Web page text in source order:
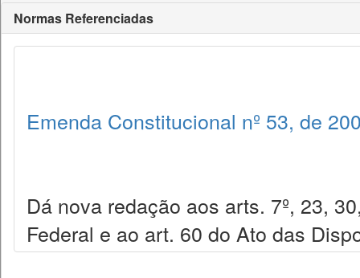
Normas Referenciadas
Emenda Constitucional nº 53, de
Dá nova redação aos arts. 7º, 23,
Federal e ao art. 60 do Ato das